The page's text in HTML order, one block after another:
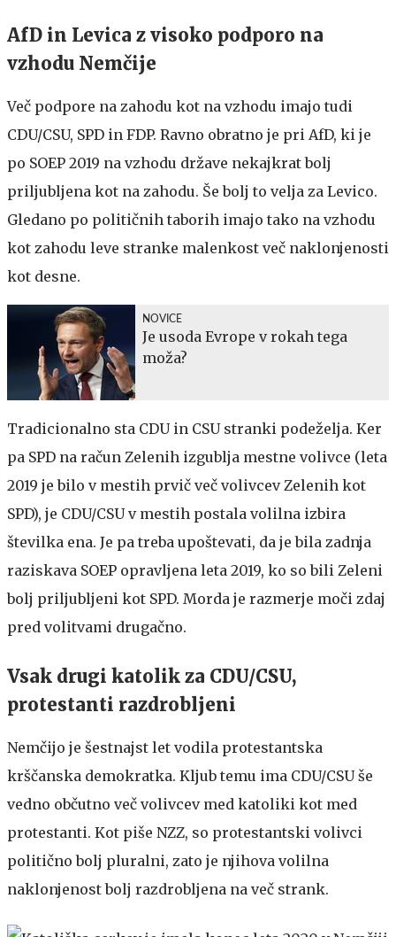
AfD in Levica z visoko podporo na
vzhodu Nemčije
Več podpore na zahodu kot na vzhodu imajo tudi
CDU/CSU, SPD in FDP. Ravno obratno je pri AfD, ki je
po SOEP 2019 na vzhodu države nekajkrat bolj
priljubljena kot na zahodu. Še bolj to velja za Levico.
Gledano po političnih taborih imajo tako na vzhodu
kot zahodu leve stranke malenkost več naklonjenosti
kot desne.
NOVICE
Je usoda Evrope v rokah tega
moža?
Tradicionalno sta CDU in CSU stranki podeželja. Ker
pa SPD na račun Zelenih izgublja mestne volivce (leta
2019 je bilo v mestih prvič več volivcev Zelenih kot
SPD), je CDU/CSU v mestih postala volilna izbira
številka ena. Je pa treba upoštevati, da je bila zadnja
raziskava SOEP opravljena leta 2019, ko so bili Zeleni
bolj priljubljeni kot SPD. Morda je razmerje moči zdaj
pred volitvami drugačno.
Vsak drugi katolik za CDU/CSU,
protestanti razdrobljeni
Nemčijo je šestnajst let vodila protestantska
krščanska demokratka. Kljub temu ima CDU/CSU še
vedno občutno več volivcev med katoliki kot med
protestanti. Kot piše NZZ, so protestantski volivci
politično bolj pluralni, zato je njihova volilna
naklonjenost bolj razdrobljena na več strank.